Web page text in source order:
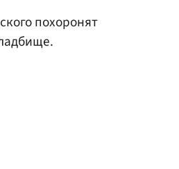
похоронят